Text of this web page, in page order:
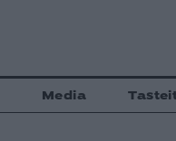
Media